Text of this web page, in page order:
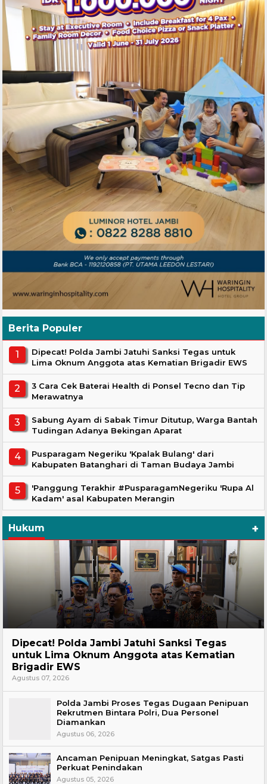
Berita Populer
Dipecat! Polda Jambi Jatuhi Sanksi Tegas untuk
Lima Oknum Anggota atas Kematian Brigadir EWS
3 Cara Cek Baterai Health di Ponsel Tecno dan Tip
Merawatnya
Sabung Ayam di Sabak Timur Ditutup, Warga Bantah
Tudingan Adanya Bekingan Aparat
Pusparagam Negeriku 'Kpalak Bulang' dari
Kabupaten Batanghari di Taman Budaya Jambi
'Panggung Terakhir #PusparagamNegeriku 'Rupa Al
Kadam' asal Kabupaten Merangin
Hukum +
Dipecat! Polda Jambi Jatuhi Sanksi Tegas
untuk Lima Oknum Anggota atas Kematian
Brigadir EWS
Agustus 07, 2026
Polda Jambi Proses Tegas Dugaan Penipuan
Rekrutmen Bintara Polri, Dua Personel
Diamankan
Agustus 06, 2026
Ancaman Penipuan Meningkat, Satgas Pasti
Perkuat Penindakan
Agustus 05, 2026